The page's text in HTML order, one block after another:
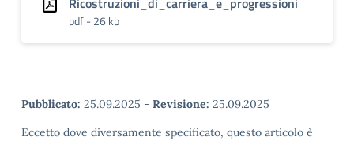
pdf - 26 kb
Pubblicato: 25.09.2025 - Revisione: 25.09.2025
Eccetto dove diversamente specificato, questo articolo è